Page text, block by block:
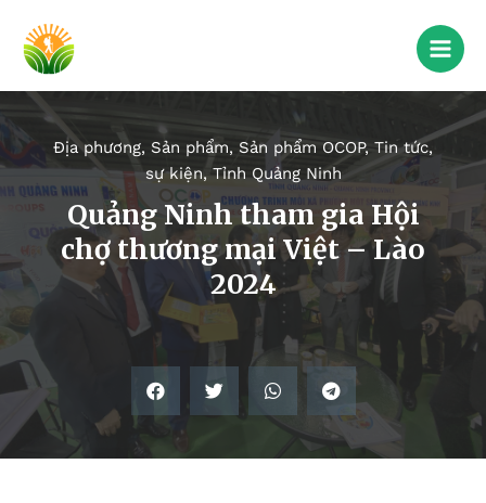
Địa phương, Sản phẩm, Sản phẩm OCOP, Tin tức,
sự kiện,Tỉnh Quảng Ninh
Quảng Ninh tham gia Hội
chợ thương mại Việt – Lào
2024